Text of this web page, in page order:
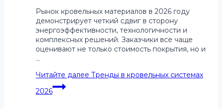
Рынок кровельных материалов в 2026 году
демонстрирует четкий сдвиг в сторону
энергоэффективности, технологичности и
комплексных решений. Заказчики все чаще
оценивают не только стоимость покрытия, но и
…
Читайте далее Тренды в кровельных системах
2026